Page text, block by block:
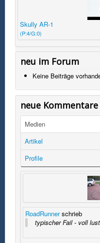
Skully AR-1
(P:4/G:0)
neu im Forum
Keine Beiträge
neue Kommentare
Medien
Artikel
Profile
RoadRunnerschrieb
typischer Fail - voll